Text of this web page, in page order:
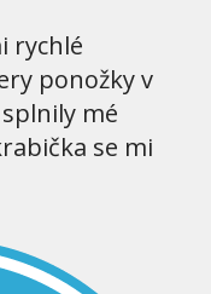
rychlé
ponožky v
mé
se mi